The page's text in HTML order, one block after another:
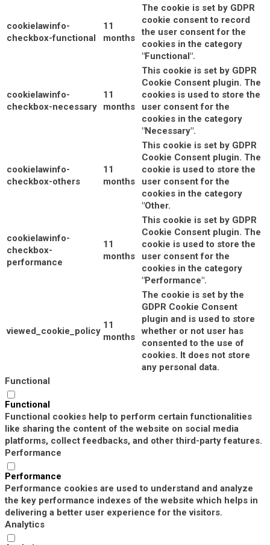
cookielawinfo-
checkbox-functional
11
months
The cookie is set by GDPR
cookie consent to record
the user consent for the
cookies in the category
"Functional".
cookielawinfo-
checkbox-necessary
11
months
This cookie is set by GDPR
Cookie Consent plugin. The
cookies is used to store the
user consent for the
cookies in the category
"Necessary".
cookielawinfo-
checkbox-others
11
months
This cookie is set by GDPR
Cookie Consent plugin. The
cookie is used to store the
user consent for the
cookies in the category
"Other.
cookielawinfo-
checkbox-
performance
11
months
This cookie is set by GDPR
Cookie Consent plugin. The
cookie is used to store the
user consent for the
cookies in the category
"Performance".
viewed_cookie_policy
11
months
The cookie is set by the
GDPR Cookie Consent
plugin and is used to store
whether or not user has
consented to the use of
cookies. It does not store
any personal data.
Functional
Functional
Functional cookies help to perform certain functionalities
like sharing the content of the website on social media
platforms, collect feedbacks, and other third-party features.
Performance
Performance
Performance cookies are used to understand and analyze
the key performance indexes of the website which helps in
delivering a better user experience for the visitors.
Analytics